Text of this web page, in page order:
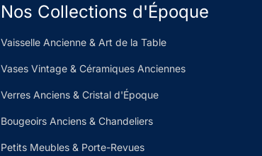
Nos Collections d'Époque
Vaisselle Ancienne & Art de la Table
Vases Vintage & Céramiques Anciennes
Verres Anciens & Cristal d'Époque
Bougeoirs Anciens & Chandeliers
Petits Meubles & Porte-Revues